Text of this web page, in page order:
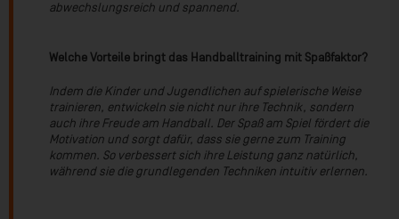
abwechslungsreich und spannend.
Welche Vorteile bringt das Handballtraining mit Spaßfaktor?
Indem die Kinder und Jugendlichen auf spielerische Weise
trainieren, entwickeln sie nicht nur ihre Technik, sondern
auch ihre Freude am Handball. Der Spaß am Spiel fördert die
Motivation und sorgt dafür, dass sie gerne zum Training
kommen. So verbessert sich ihre Leistung ganz natürlich,
während sie die grundlegenden Techniken intuitiv erlernen.